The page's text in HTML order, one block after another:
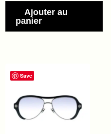
Ajouter au
panier
Save